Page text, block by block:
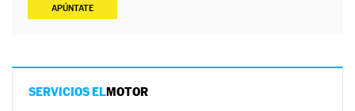
APÚNTATE
SERVICIOS ELMOTOR